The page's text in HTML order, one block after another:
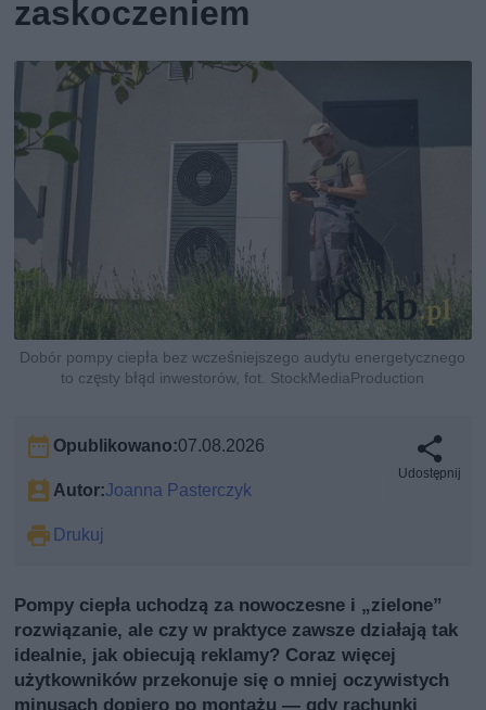
zaskoczeniem
Dobór pompy ciepła bez wcześniejszego audytu energetycznego
to częsty błąd inwestorów, fot. StockMediaProduction
Opublikowano:07.08.2026
Autor:Joanna Pasterczyk
Drukuj
Udostępnij
Pompy ciepła uchodzą za nowoczesne i „zielone”
rozwiązanie, ale czy w praktyce zawsze działają tak
idealnie, jak obiecują reklamy? Coraz więcej
użytkowników przekonuje się o mniej oczywistych
minusach dopiero po montażu — gdy rachunki